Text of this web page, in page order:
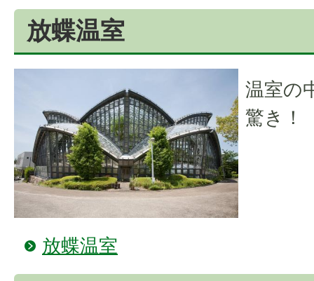
放蝶温室
温室の
驚き！
放蝶温室